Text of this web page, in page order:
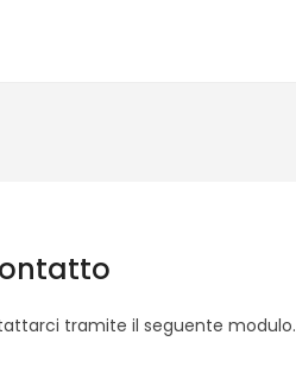
tramite il seguente modulo.